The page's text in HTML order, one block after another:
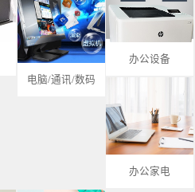
电脑/通讯/数码
办公设备
办公家电